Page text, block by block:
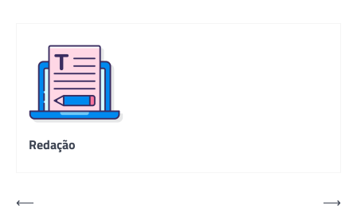
Redação
Navegação
⟵ ⟶